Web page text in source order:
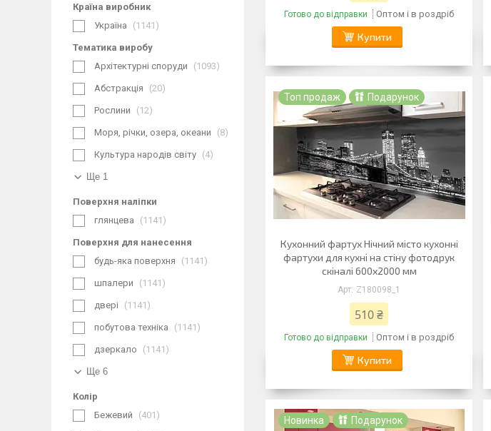
Готово до відправки Оптом і в роздріб
Купити
Топ продаж Подарунок
Кухонний фартух Нічний місто кухонні
фартухи для кухні на стіну фотодрук
скіналі 600х2000 мм
Z180098_1
510 ₴
Готово до відправки Оптом і в роздріб
Купити
Новинка Подарунок
Країна виробник
Україна
1141
Тематика виробу
Архітектурні споруди
1093
Абстракція 20
Рослини 12
Моря, річки, озера, океани 8
Культура народів світу 4
Ще 1
Поверхня наліпки
глянцева
1141
Поверхня для нанесення
будь-яка поверхня
1141
шпалери 1141
двері 1141
побутова техніка 1141
дзеркало 1141
Ще 6
Колір
Бежевий
401